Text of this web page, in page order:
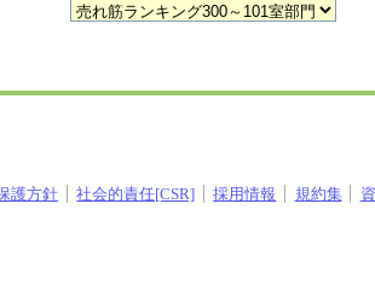
護方針 社会的責任[CSR] 採用情報 規約集